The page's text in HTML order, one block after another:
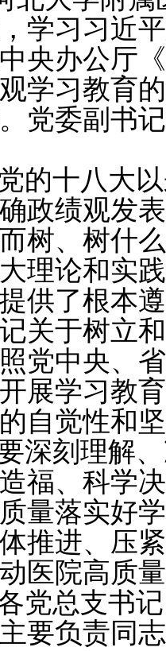
学习习近
央办公厅
学习教育
党委副书
的十八大
政绩观发
树、树什
理论和实
供了根本
关于树立
党中央、
展学习教
自觉性和
深刻理解
福、科学
量落实好
推进、压
医院高质
党总支书
要负责同